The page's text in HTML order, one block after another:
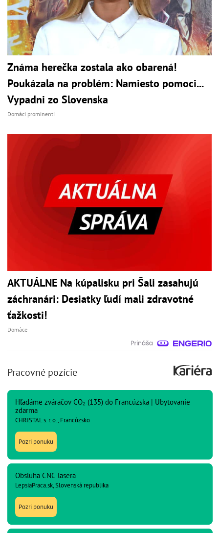
Známa herečka zostala ako obarená!
Poukázala na problém: Namiesto pomoci...
Vypadni zo Slovenska
Domáci prominenti
AKTUÁLNE Na kúpalisku pri Šali zasahujú
záchranári: Desiatky ľudí mali zdravotné
ťažkosti!
Domáce
Pracovné pozície
Hľadáme zváračov CO₂ (135) do Francúzska | Ubytovanie
zdarma
CHRISTAL s. r. o., Francúzsko
Pozri ponuku
Obsluha CNC lasera
LepsiaPraca.sk, Slovenská republika
Pozri ponuku